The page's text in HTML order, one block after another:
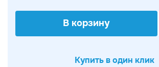
В корзину
Купить в один клик